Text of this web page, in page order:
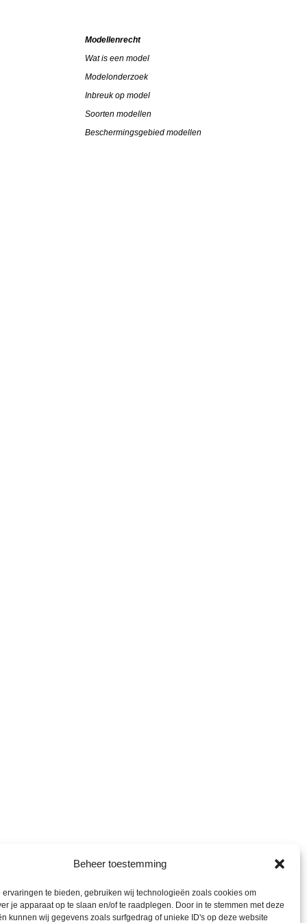
Beheer toestemming
ervaringen te bieden, gebruiken wij technologieën zoals cookies om
je apparaat op te slaan en/of te raadplegen. Door in te stemmen met deze
kunnen wij gegevens zoals surfgedrag of unieke ID's op deze website
Modellenrecht
Wat is een model
Modelonderzoek
Inbreuk op model
Soorten modellen
Beschermingsgebied modellen